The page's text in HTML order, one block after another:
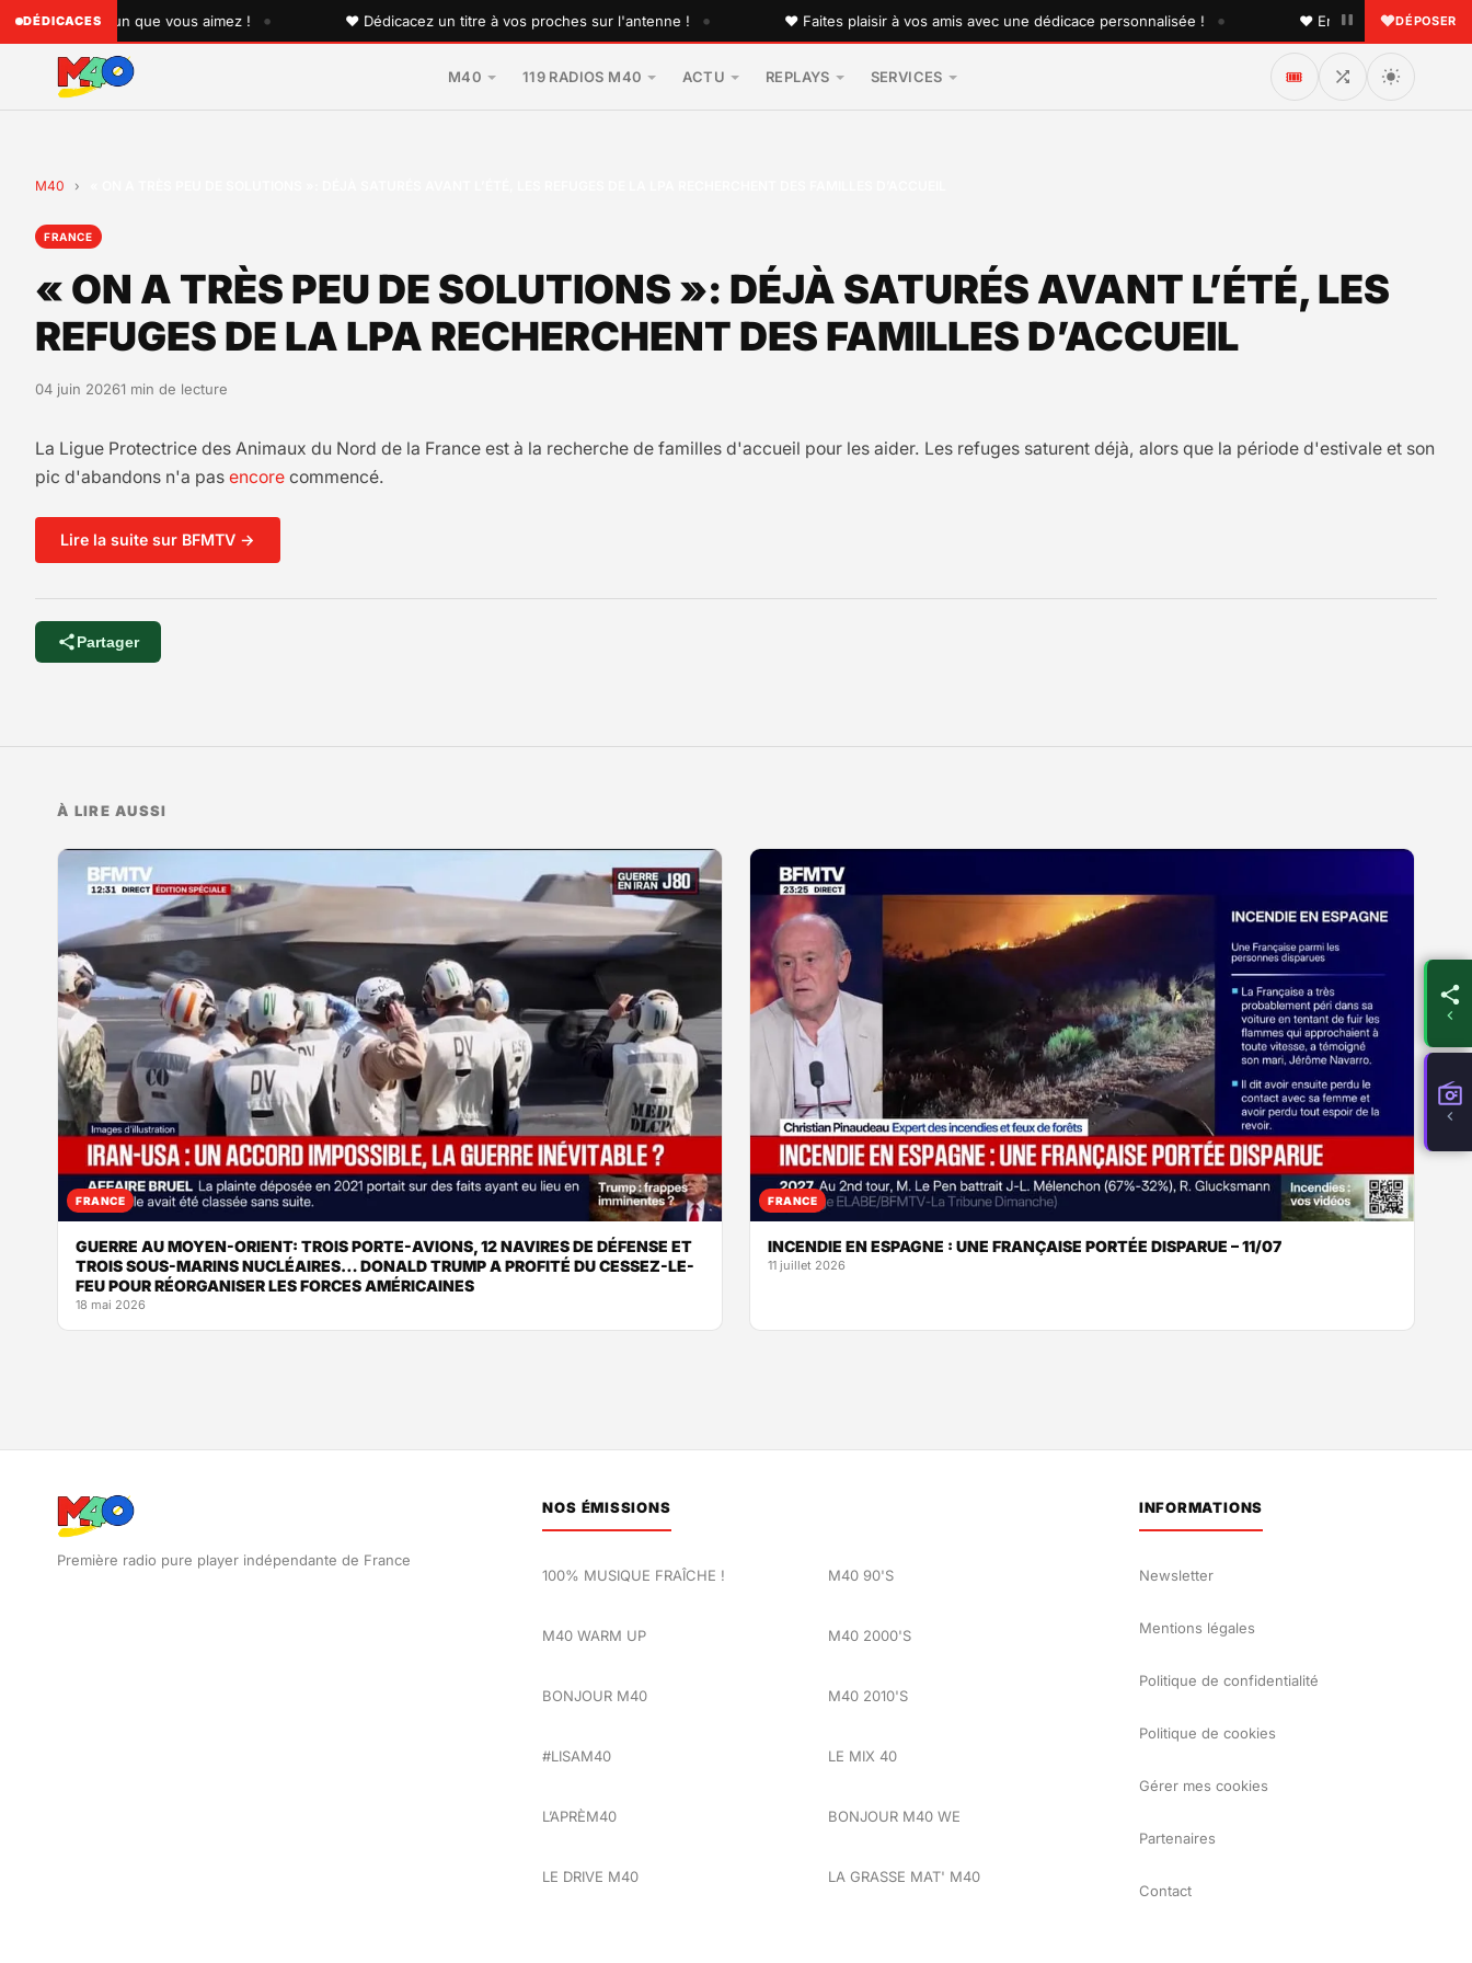
DÉDICACES
à quelqu'un que vous aimez ! • ♥ Dédicacez un titre à vos proches sur l'antenne ! • ♥ Faites plaisir à vos amis avec une dédicace personnalisée ! • ♥ Envoyez une dédicace à
DÉPOSER
M40 119 RADIOS M40 ACTU REPLAYS SERVICES 🎟️
M40 ›
FRANCE
« ON A TRÈS PEU DE SOLUTIONS »: DÉJÀ SATURÉS AVANT L’ÉTÉ, LES
REFUGES DE LA LPA RECHERCHENT DES FAMILLES D’ACCUEIL
04 juin 20261 min de lecture
La Ligue Protectrice des Animaux du Nord de la France est à la recherche de familles d'accueil pour les aider. Les refuges saturent déjà, alors que la période d'estivale et son
pic d'abandons n'a pas encore commencé.
Lire la suite sur BFMTV →
Partager
À LIRE AUSSI
FRANCE
GUERRE AU MOYEN-ORIENT: TROIS PORTE-AVIONS, 12 NAVIRES DE DÉFENSE ET
TROIS SOUS-MARINS NUCLÉAIRES… DONALD TRUMP A PROFITÉ DU CESSEZ-LE-
FEU POUR RÉORGANISER LES FORCES AMÉRICAINES
18 mai 2026
FRANCE
INCENDIE EN ESPAGNE : UNE FRANÇAISE PORTÉE DISPARUE – 11/07
11 juillet 2026
Première radio pure player indépendante de France
NOS ÉMISSIONS
100% MUSIQUE FRAÎCHE !
M40 WARM UP
BONJOUR M40
#LISAM40
L’APRÈM40
LE DRIVE M40
M40 90'S
M40 2000'S
M40 2010'S
LE MIX 40
BONJOUR M40 WE
LA GRASSE MAT' M40
INFORMATIONS
Newsletter
Mentions légales
Politique de confidentialité
Politique de cookies
Gérer mes cookies
Partenaires
Contact